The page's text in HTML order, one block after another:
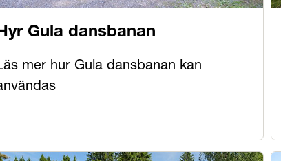
Gula dansbanan
mer hur Gula dansbanan kan